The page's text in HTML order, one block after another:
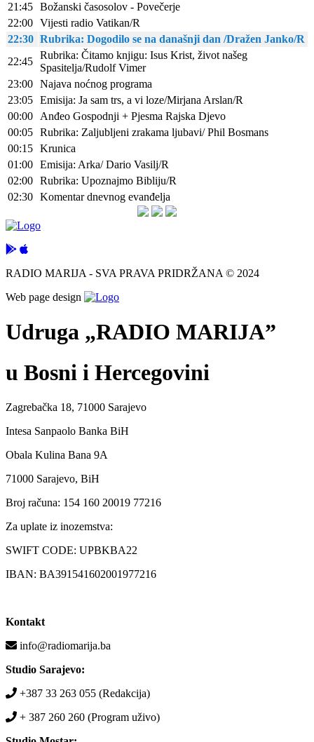
21:45 Božanski časosolov - Povečerje
22:00 Vijesti radio Vatikan/R
22:30 Rubrika: Dogodilo se na današnji dan /Dražen Janko/R
22:45
Rubrika: Čitamo knjigu: Isus Krist, život našeg
Spasitelja/Rudolf Vimer
23:00 Najava noćnog programa
23:05 Emisija: Ja sam trs, a vi loze/Mirjana Arslan/R
00:00
Anđeo Gospodnji + Pjesma Rajska Djevo
00:05 Rubrika: Zaljubljeni zrakama ljubavi/ Phil Bosmans
00:15 Krunica
01:00 Emisija: Arka/ Dario Vasilj/R
02:00 Rubrika: Upoznajmo Bibliju/R
02:30 Komentar dnevnog evanđelja
RADIO MARIJA - SVA PRAVA PRIDRŽANA © 2024
Web page design
Udruga „RADIO MARIJA”
u Bosni i Hercegovini
Zagrebačka 18, 71000 Sarajevo
Intesa Sanpaolo Banka BiH
Obala Kulina Bana 9A
71000 Sarajevo, BiH
Broj računa: 154 160 20019 77216
Za uplate iz inozemstva:
SWIFT CODE: UPBKBA22
IBAN: BA391541602001977216
Kontakt
info@radiomarija.ba
Studio Sarajevo:
+387 33 263 055 (Redakcija)
+ 387 260 260 (Program uživo)